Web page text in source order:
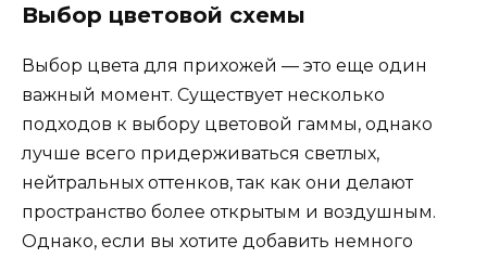
Выбор цветовой схемы
Выбор цвета для прихожей — это еще один
важный момент. Существует несколько
подходов к выбору цветовой гаммы, однако
лучше всего придерживаться светлых,
нейтральных оттенков, так как они делают
пространство более открытым и воздушным.
Однако, если вы хотите добавить немного